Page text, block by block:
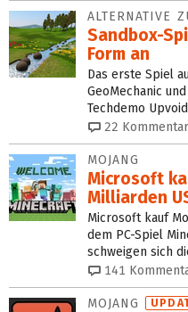
ALTERNATIVE
Sandbox-
Form an
Das erste Spiel
GeoMechanic
Techdemo
22
MOJANG
Microsoft
Milliarden
Microsoft kauf
dem PC-Spiel
schweigen sich
141
MOJANG